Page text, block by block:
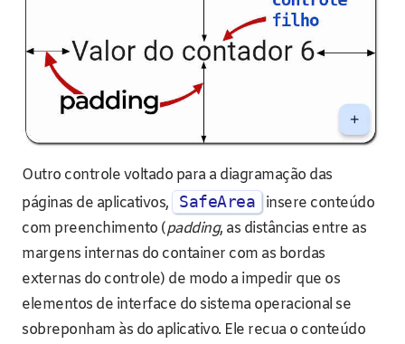
Outro controle voltado para a diagramação das
páginas de aplicativos,
SafeArea
insere conteúdo
com preenchimento (padding, as distâncias entre as
margens internas do container com as bordas
externas do controle) de modo a impedir que os
elementos de interface do sistema operacional se
sobreponham às do aplicativo. Ele recua o conteúdo